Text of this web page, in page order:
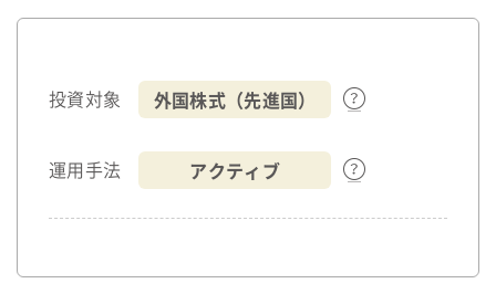
投資対象 外国株式（先進国）
運用手法 アクティブ